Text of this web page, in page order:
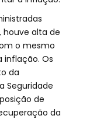
alta de
o mesmo
inflação. Os
da
Seguridade
de
da